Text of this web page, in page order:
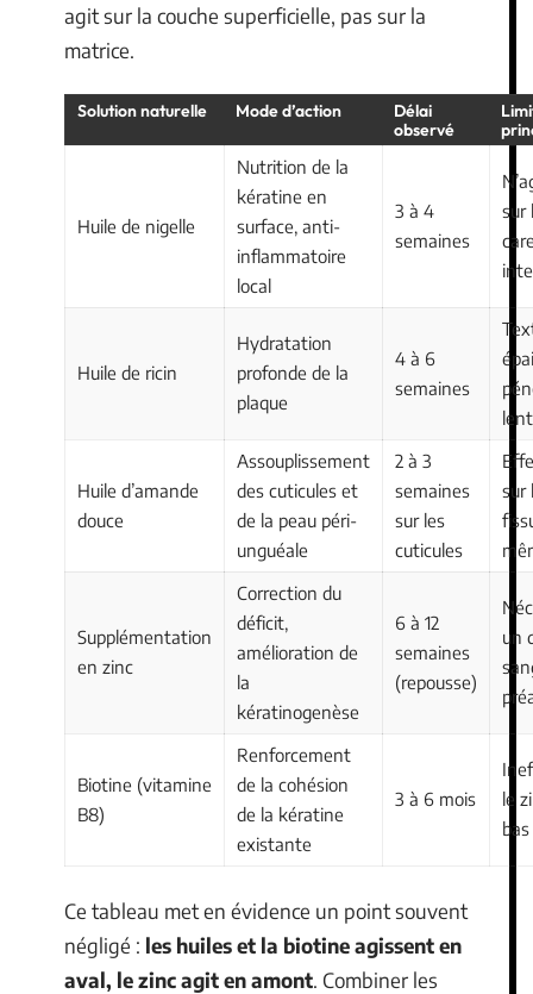
agit sur la couche superficielle, pas sur la
matrice.
Solution naturelle Mode d’action
Délai
observé
Huile de nigelle
Nutrition de la
kératine en
surface, anti-
inflammatoire
local
3 à 4
semaines
sur
Huile de ricin
Hydratation
profonde de la
plaque
4 à 6
semaines
Huile d’amande
douce
Assouplissement
des cuticules et
de la peau péri-
unguéale
2 à 3
semaines
sur les
cuticules
sur
Supplémentation
en zinc
Correction du
déficit,
amélioration de
la
kératinogenèse
6 à 12
semaines
(repousse)
un
Biotine (vitamine
B8)
Renforcement
de la cohésion
de la kératine
existante
3 à 6 mois
le
bas
Ce tableau met en évidence un point souvent
négligé : les huiles et la biotine agissent en
aval, le zinc agit en amont. Combiner les